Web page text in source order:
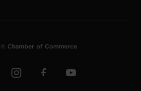
Chamber of Commerce